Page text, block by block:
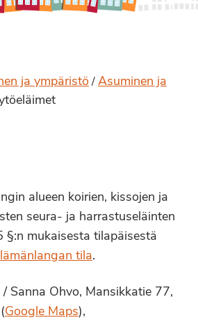
ja ympäristö / Asuminen ja
alueen koirien, kissojen ja
seura- ja harrastuseläinten
§:n mukaisesta tilapäisestä
tila.
Sanna Ohvo, Mansikkatie 77,
Google Maps),